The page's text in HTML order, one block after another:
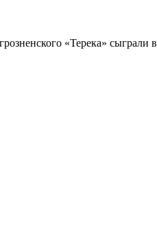
«Терека»